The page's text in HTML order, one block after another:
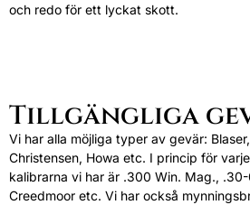
och redo för ett lyckat skott.
Tillgängliga
Vi har alla möjliga typer av gevär:
Christensen, Howa etc. I princip för
kalibrarna vi har är .300 Win. Mag.,
Creedmoor etc. Vi har också